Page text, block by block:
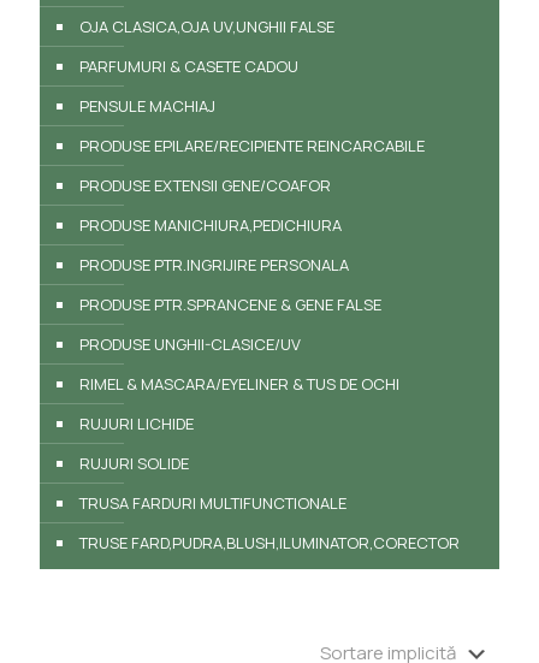
OJA CLASICA,OJA UV,UNGHII FALSE
PARFUMURI & CASETE CADOU
PENSULE MACHIAJ
PRODUSE EPILARE/RECIPIENTE REINCARCABILE
PRODUSE EXTENSII GENE/COAFOR
PRODUSE MANICHIURA,PEDICHIURA
PRODUSE PTR.INGRIJIRE PERSONALA
PRODUSE PTR.SPRANCENE & GENE FALSE
PRODUSE UNGHII-CLASICE/UV
RIMEL & MASCARA/EYELINER & TUS DE OCHI
RUJURI LICHIDE
RUJURI SOLIDE
TRUSA FARDURI MULTIFUNCTIONALE
TRUSE FARD,PUDRA,BLUSH,ILUMINATOR,CORECTOR